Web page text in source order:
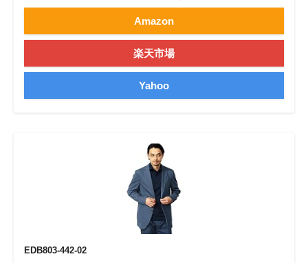
Amazon
楽天市場
Yahoo
EDB803-442-02